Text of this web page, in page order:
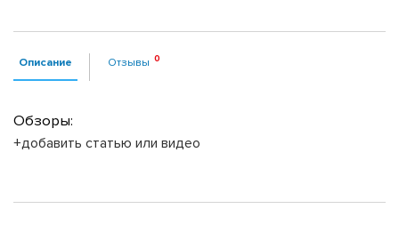
Описание Отзывы
Обзоры:
+добавить статью или видео